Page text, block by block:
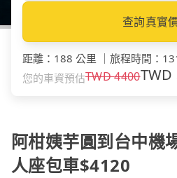
查詢真實
距離 ： 188 公里 旅程時間 ：
您的車資預估TWD4400TWD
阿柑姨芋圓到台中機
人座包車$4120